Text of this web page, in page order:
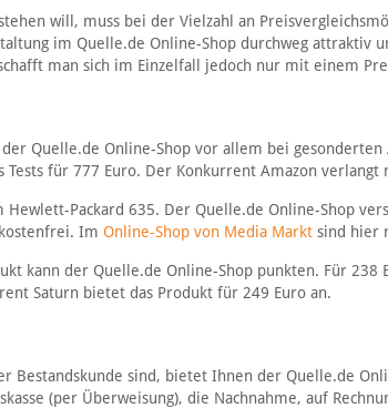
will, muss bei der Vielzahl an
im Quelle.de Online-Shop durchweg attraktiv
man sich im Einzelfall jedoch nur mit einem
Quelle.de Online-Shop vor allem bei
Tests für 777 Euro. Der Konkurrent Amazon
Packard 635. Der Quelle.de Online-Shop
Im Online-Shop von Media Marktsind hier
kann der Quelle.de Online-Shop punkten. Für 238
Saturn bietet das Produkt für 249 Euro an.
Bestandskunde sind, bietet Ihnen der Quelle.de
(per Überweisung), die Nachnahme, auf